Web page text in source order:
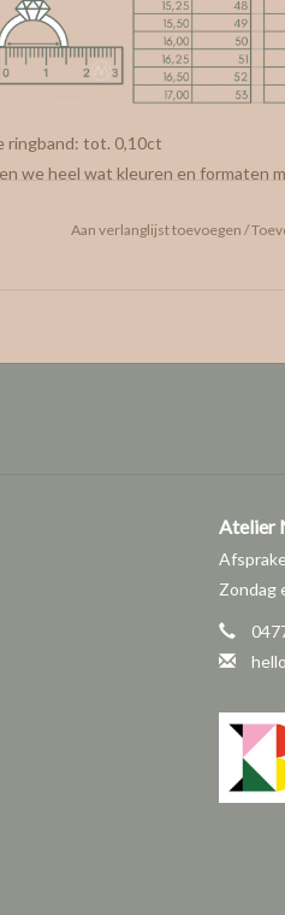
ringband: tot. 0,10ct
we heel wat kleuren en formaten
Aan verlanglijst toevoegen /
Atelier
Zondag